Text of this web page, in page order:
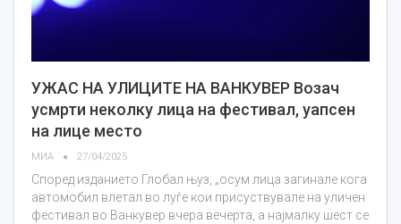
УЖАС НА УЛИЦИТЕ НА ВАНКУВЕР Возач
усмрти неколку лица на фестивал, уапсен
на лице место
МИА 27/04/2025
Според изданието Глобал њуз, „осум лица загинале кога
автомобил влетал во луѓе кои присуствувале на уличен
фестивал во Ванкувер вчера вечерта, а најмалку шест се